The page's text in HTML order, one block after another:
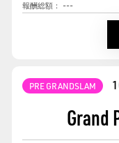
報酬総額： ---
PRE GRANDSLAM